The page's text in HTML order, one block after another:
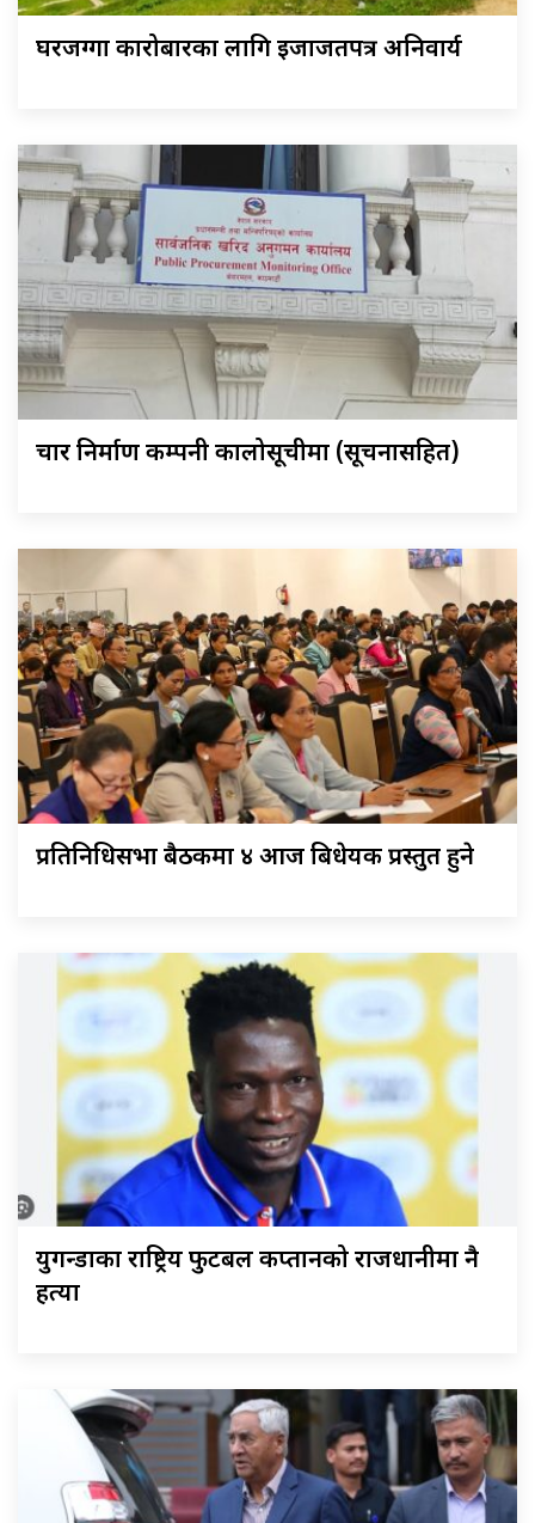
घरजग्गा कारोबारका लागि इजाजतपत्र अनिवार्य
चार निर्माण कम्पनी कालोसूचीमा (सूचनासहित)
प्रतिनिधिसभा बैठकमा ४ आज बिधेयक प्रस्तुत हुने
युगन्डाका राष्ट्रिय फुटबल कप्तानको राजधानीमा नै
हत्या